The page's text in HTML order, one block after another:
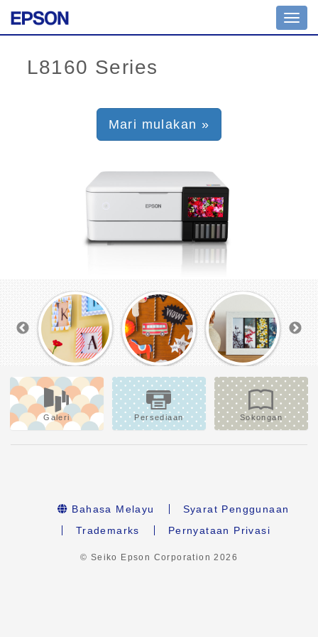
Mari mulakan »
Galeri Persediaan Sokongan
Bahasa Melayu
Syarat Penggunaan
Trademarks
Pernyataan Privasi
© Seiko Epson Corporation2026